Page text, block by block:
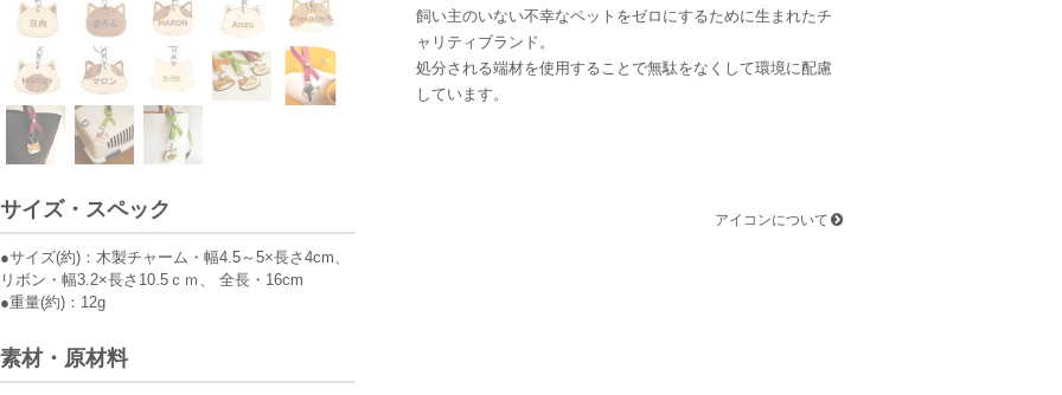
サイズ・スペック
●サイズ(約)：木製チャーム・幅4.5～5×長さ4cm、
リボン・幅3.2×長さ10.5ｃｍ、 全長・16cm
●重量(約)：12g
素材・原材料
飼い主のいない不幸なペットをゼロにするために生まれたチ
ャリティブランド。
処分される端材を使用することで無駄をなくして環境に配慮
しています。
アイコンについて